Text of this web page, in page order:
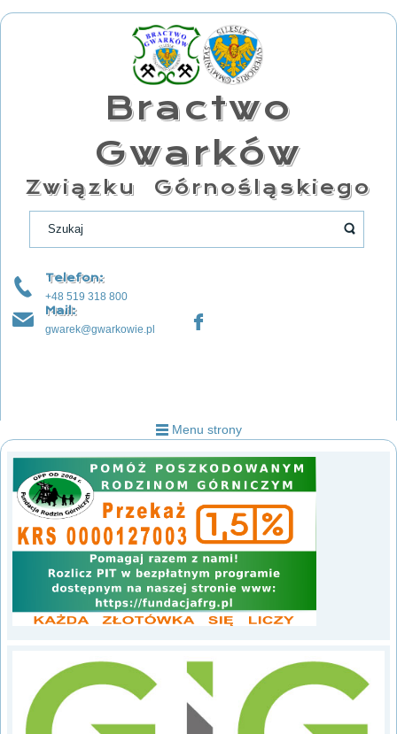
Bractwo
Gwarków
Związku Górnośląskiego
Telefon:
+48 519 318 800
Mail:
gwarek@gwarkowie.pl
Menu strony